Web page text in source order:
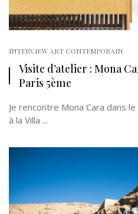
INTERVIEW ART CONTEMPORAIN
Visite d’atelier : Mona
Paris 5ème
Je rencontre Mona Cara dans
à la Villa ...